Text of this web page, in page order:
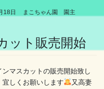
18日 まこちゃん園 園主
ット販売開始
マスカットの販売開始致し
宜しくお願いします
又高妻